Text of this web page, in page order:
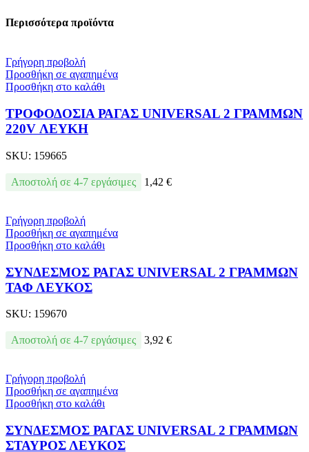
Περισσότερα προϊόντα
Γρήγορη προβολή
Προσθήκη σε αγαπημένα
Προσθήκη στο καλάθι
ΤΡΟΦΟΔΟΣΙΑ ΡΑΓΑΣ UNIVERSAL 2 ΓΡΑΜΜΩΝ
220V ΛΕΥΚΗ
SKU: 159665
Αποστολή σε 4-7 εργάσιμες 1,42 €
Γρήγορη προβολή
Προσθήκη σε αγαπημένα
Προσθήκη στο καλάθι
ΣΥΝΔΕΣΜΟΣ ΡΑΓΑΣ UNIVERSAL 2 ΓΡΑΜΜΩΝ
ΤΑΦ ΛΕΥΚΟΣ
SKU: 159670
Αποστολή σε 4-7 εργάσιμες 3,92 €
Γρήγορη προβολή
Προσθήκη σε αγαπημένα
Προσθήκη στο καλάθι
ΣΥΝΔΕΣΜΟΣ ΡΑΓΑΣ UNIVERSAL 2 ΓΡΑΜΜΩΝ
ΣΤΑΥΡΟΣ ΛΕΥΚΟΣ